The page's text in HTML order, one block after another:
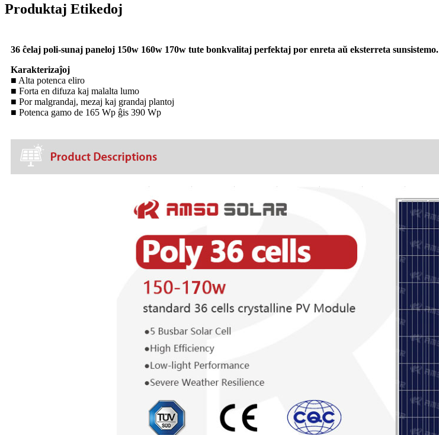
Produktaj Etikedoj
36 ĉelaj poli-sunaj paneloj 150w 160w 170w tute bonkvalitaj perfektaj por enreta aŭ eksterreta sunsistemo.
Karakterizaĵoj
■ Alta potenca eliro
■ Forta en difuza kaj malalta lumo
■ Por malgrandaj, mezaj kaj grandaj plantoj
■ Potenca gamo de 165 Wp ĝis 390 Wp